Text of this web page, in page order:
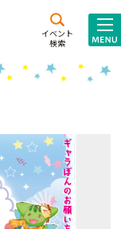
イベント
検索
施設･